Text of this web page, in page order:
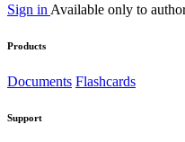
Sign in Available only to
Products
Documents Flashcards
Support